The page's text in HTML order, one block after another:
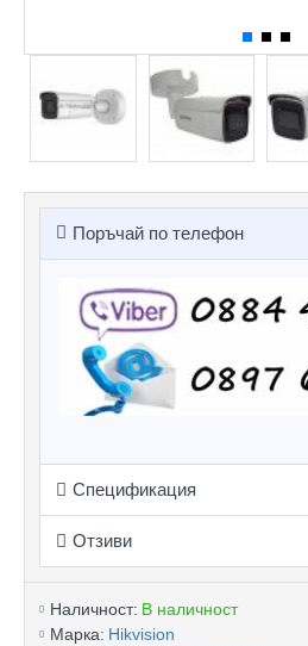
Поръчай по телефон
Спецификация
Отзиви
Наличност: В наличност
Марка: Hikvision